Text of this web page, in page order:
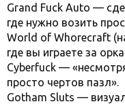
Grand Fuck Auto —
где нужно возить
World of Whorecraft
где вы играете за
Cyberfuck —
просто чертов пазл».
Gotham Sluts —